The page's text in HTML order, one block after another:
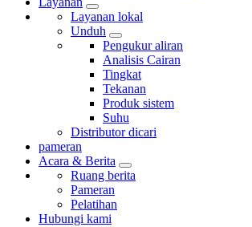
Layanan lokal
Unduh
Pengukur aliran
Analisis Cairan
Tingkat
Tekanan
Produk sistem
Suhu
Distributor dicari
pameran
Acara & Berita
Ruang berita
Pameran
Pelatihan
Hubungi kami